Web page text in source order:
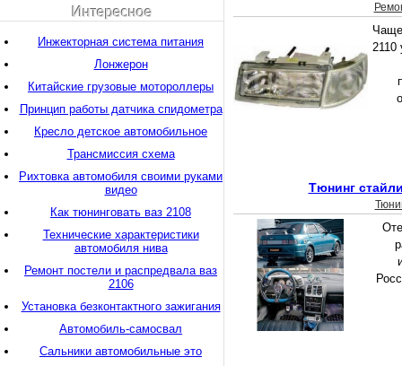
2110
Тюнинг
Интересное
Инжекторная система питания
Лонжерон
Китайские грузовые мотороллеры
Принцип работы датчика спидометра
Кресло детское автомобильное
Трансмиссия схема
Рихтовка автомобиля своими руками
видео
Как тюнинговать ваз 2108
Технические характеристики
автомобиля нива
Ремонт постели и распредвала ваз
2106
Установка безконтактного зажигания
Автомобиль-самосвал
Сальники автомобильные это